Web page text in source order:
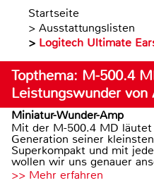
Startseite
> Ausstattungslisten
> Logitech Ultimate
Topthema: M-500.4
Leistungswunder von
Miniatur-Wunder-Amp
Mit der M-500.4 MD
Generation seiner
Superkompakt und mit
wollen wir uns genauer
>> Mehr erfahren